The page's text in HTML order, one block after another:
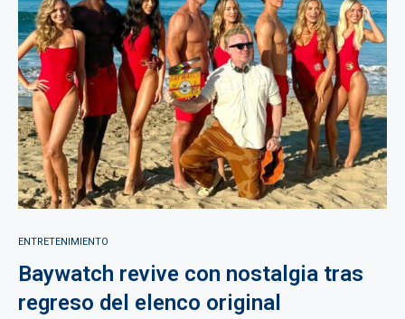
ENTRETENIMIENTO
Baywatch revive con nostalgia tras
regreso del elenco original